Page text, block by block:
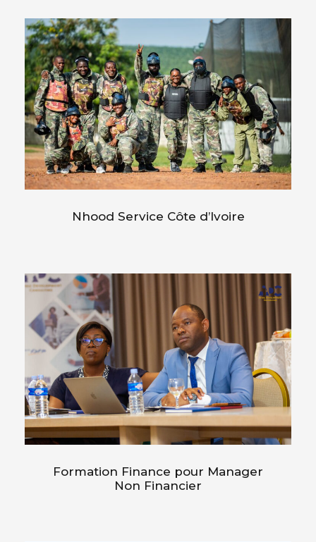
Nhood Service Côte d’Ivoire
Formation Finance pour Manager
Non Financier